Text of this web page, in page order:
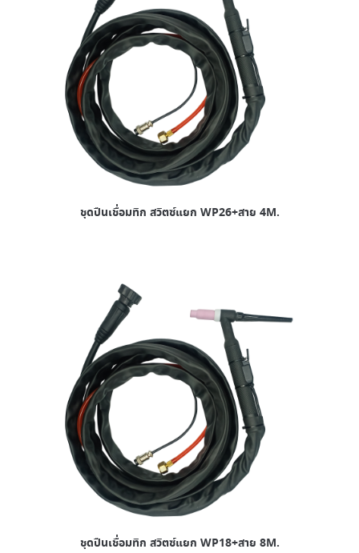
ชุดปืนเชื่อมทิก สวิตซ์แยก WP26+สาย 4M.
ชุดปืนเชื่อมทิก สวิตซ์แยก WP18+สาย 8M.